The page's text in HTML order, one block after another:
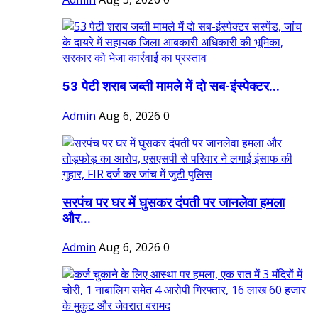
53 पेटी शराब जब्ती मामले में दो सब-इंस्पेक्टर...
Admin Aug 6, 2026 0
सरपंच पर घर में घुसकर दंपती पर जानलेवा हमला
और...
Admin Aug 6, 2026 0